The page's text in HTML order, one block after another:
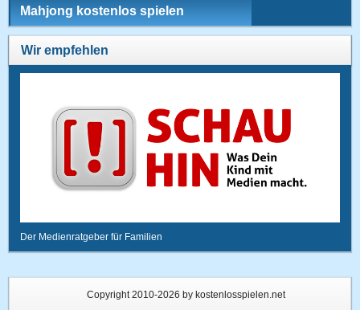
Mahjong kostenlos spielen
Wir empfehlen
Der Medienratgeber für Familien
Copyright 2010-2026 by kostenlosspielen.net